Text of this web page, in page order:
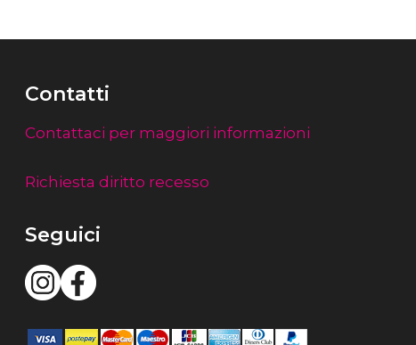
Contatti
Contattaci per maggiori informazioni
Richiesta diritto recesso
Seguici